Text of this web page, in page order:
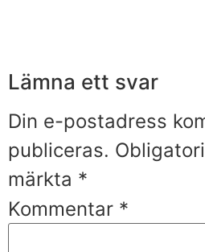
Lämna ett svar
Din e-postadress
publiceras.
märkta *
Kommentar *